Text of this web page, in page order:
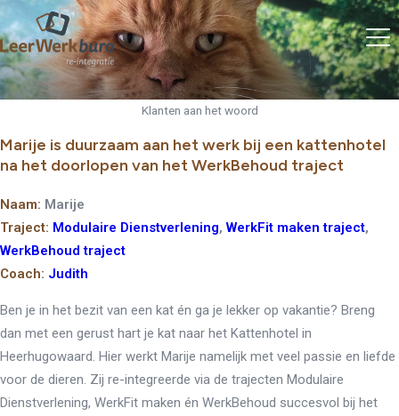
Klanten aan het woord
Marije is duurzaam aan het werk bij een kattenhotel
na het doorlopen van het WerkBehoud traject
Naam: Marije
Traject: Modulaire Dienstverlening, WerkFit maken traject,
WerkBehoud traject
Coach: Judith
Ben je in het bezit van een kat én ga je lekker op vakantie? Breng
dan met een gerust hart je kat naar het Kattenhotel in
Heerhugowaard. Hier werkt Marije namelijk met veel passie en liefde
voor de dieren. Zij re-integreerde via de trajecten Modulaire
Dienstverlening, WerkFit maken én WerkBehoud succesvol bij het